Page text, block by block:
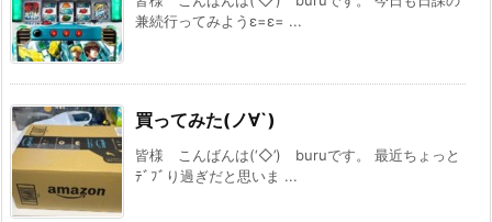
兼続行ってみようε=ε= ...
買ってみた(ノ∀`)
皆様 こんばんは(‘◇’)ゞburuです。 最近ちょっと
ﾃﾞﾌﾞり過ぎだと思いま ...